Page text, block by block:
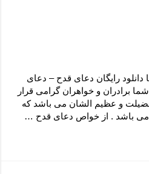
رایگان دعای قدح – دعای
برادران و خواهران گرامی قرار
و عظیم الشان می باشد که
باشد . از خواص دعای قدح …